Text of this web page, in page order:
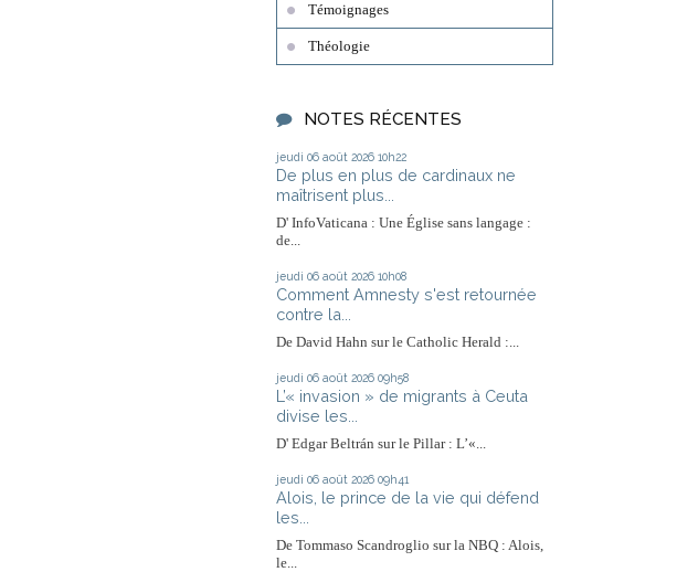
Témoignages
Théologie
NOTES RÉCENTES
jeudi 06 août 2026 10h22
De plus en plus de cardinaux ne
maîtrisent plus...
D' InfoVaticana : Une Église sans langage :
de...
jeudi 06 août 2026 10h08
Comment Amnesty s'est retournée
contre la...
De David Hahn sur le Catholic Herald :...
jeudi 06 août 2026 09h58
L’« invasion » de migrants à Ceuta
divise les...
D' Edgar Beltrán sur le Pillar : L’«...
jeudi 06 août 2026 09h41
Alois, le prince de la vie qui défend
les...
De Tommaso Scandroglio sur la NBQ : Alois,
le...